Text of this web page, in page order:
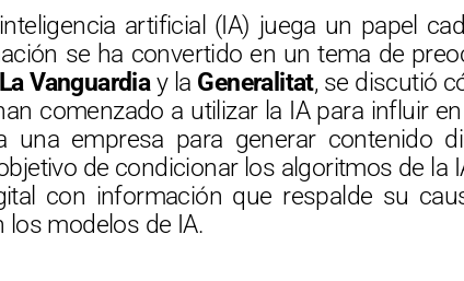
artificial (IA) juega un papel
se ha convertido en un tema de
La Vanguardiay la Generalitat, se discutió
comenzado a utilizar la IA para influir
una empresa para generar contenido
de condicionar los algoritmos de la
con información que respalde su
los modelos de IA.